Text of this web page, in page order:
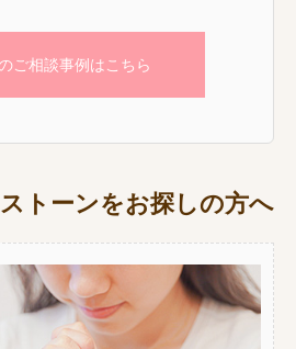
ご相談事例はこちら
トーンをお探しの方へ